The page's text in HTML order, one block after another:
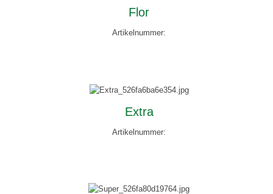
Flor
Artikelnummer:
Extra
Artikelnummer: